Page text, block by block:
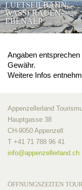
LUFTSEILBAHN
WASSERAUEN-
EBENALP
Angaben
Gewähr.
Weitere Infos
Appenzellerland
Hauptgasse 38
CH-9050 Appenzell
T +41 71 788 96 41
info@appenzellerland.ch
ÖFFNUNGSZEITEN